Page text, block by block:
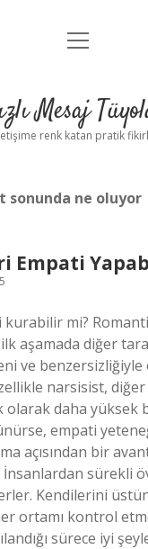
Anasayfa
Yasal Uyarı
menüyü
Mesaj
renk katan pratik
sonunda ne oluyor
Empati
mi?
aşamada diğer
ve benzersizliğiyle
narsisist,
olarak daha yüksek
empati
açısından bir
İnsanlardan sürekli
Kendilerini
ortamı kontrol
sürece iyi